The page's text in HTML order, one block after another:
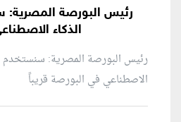
رئيس البورصة المصرية:
الذكاء
رئيس البورصة المصرية: سنستخدم
الاصطناعي في البورصة قريباً